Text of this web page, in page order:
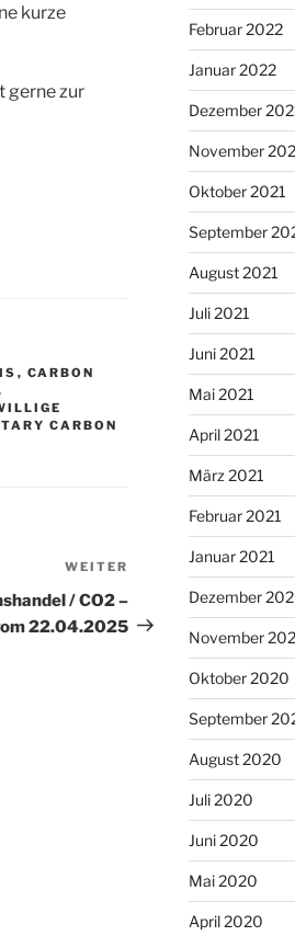
kurze
gerne zur
, CARBON
CARBON
Nächster
Beitrag
WEITER
/ CO2 –
22.04.2025
Februar 2022
Januar 2022
Dezember
November
Oktober 2021
September
August 2021
Juli 2021
Juni 2021
Mai 2021
April 2021
März 2021
Februar 2021
Januar 2021
Dezember
November
Oktober 2020
September
August 2020
Juli 2020
Juni 2020
Mai 2020
April 2020